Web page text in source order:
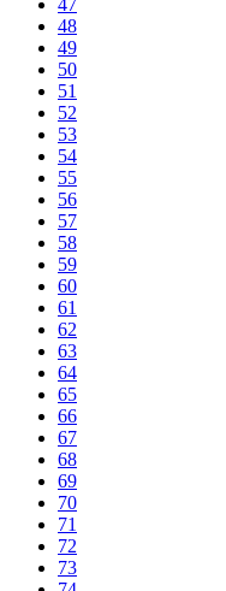
47
48
49
50
51
52
53
54
55
56
57
58
59
60
61
62
63
64
65
66
67
68
69
70
71
72
73